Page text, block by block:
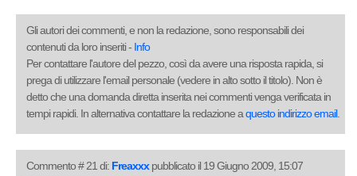
Gli autori dei commenti, e non la redazione, sono responsabili dei
contenuti da loro inseriti - Info
Per contattare l'autore del pezzo, così da avere una risposta rapida, si
prega di utilizzare l'email personale (vedere in alto sotto il titolo). Non è
detto che una domanda diretta inserita nei commenti venga verificata in
tempi rapidi. In alternativa contattare la redazione aquesto indirizzo email.
Commento # 21 di: Freaxxxpubblicato il 19 Giugno 2009, 15:07